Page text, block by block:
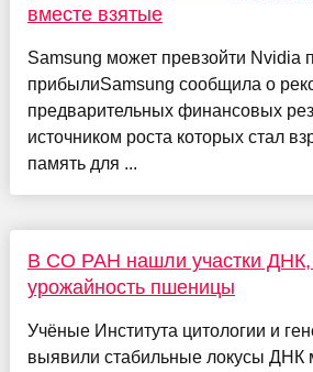
вместе взятые
Samsung может превзойти Nvidia
прибылиSamsung сообщила о
предварительных финансовых
источником роста которых стал
память для ...
В СО РАН нашли участки
урожайность пшеницы
Учёные Института цитологии и
выявили стабильные локусы ДНК